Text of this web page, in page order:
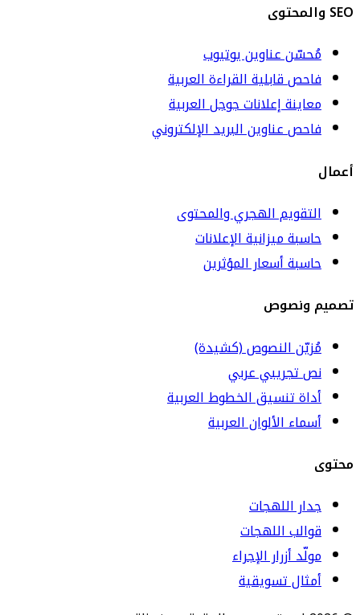
SEO والمحتوى
مُحسّن عناوين يوتيوب
فاحص قابلية القراءة العربية
معاينة إعلانات جوجل العربية
فاحص عناوين البريد الإلكتروني
أعمال
التقويم الهجري والمحتوى
حاسبة ميزانية الإعلانات
حاسبة أسعار المؤثرين
تصميم ونصوص
مُزيّن النصوص (كشيدة)
نص تجريبي عربي
أداة تنسيق الخطوط العربية
أسماء الألوان العربية
محتوى
جدار اللهجات
قوالب اللهجات
مولّد أزرار الإجراء
أمثال تسويقية